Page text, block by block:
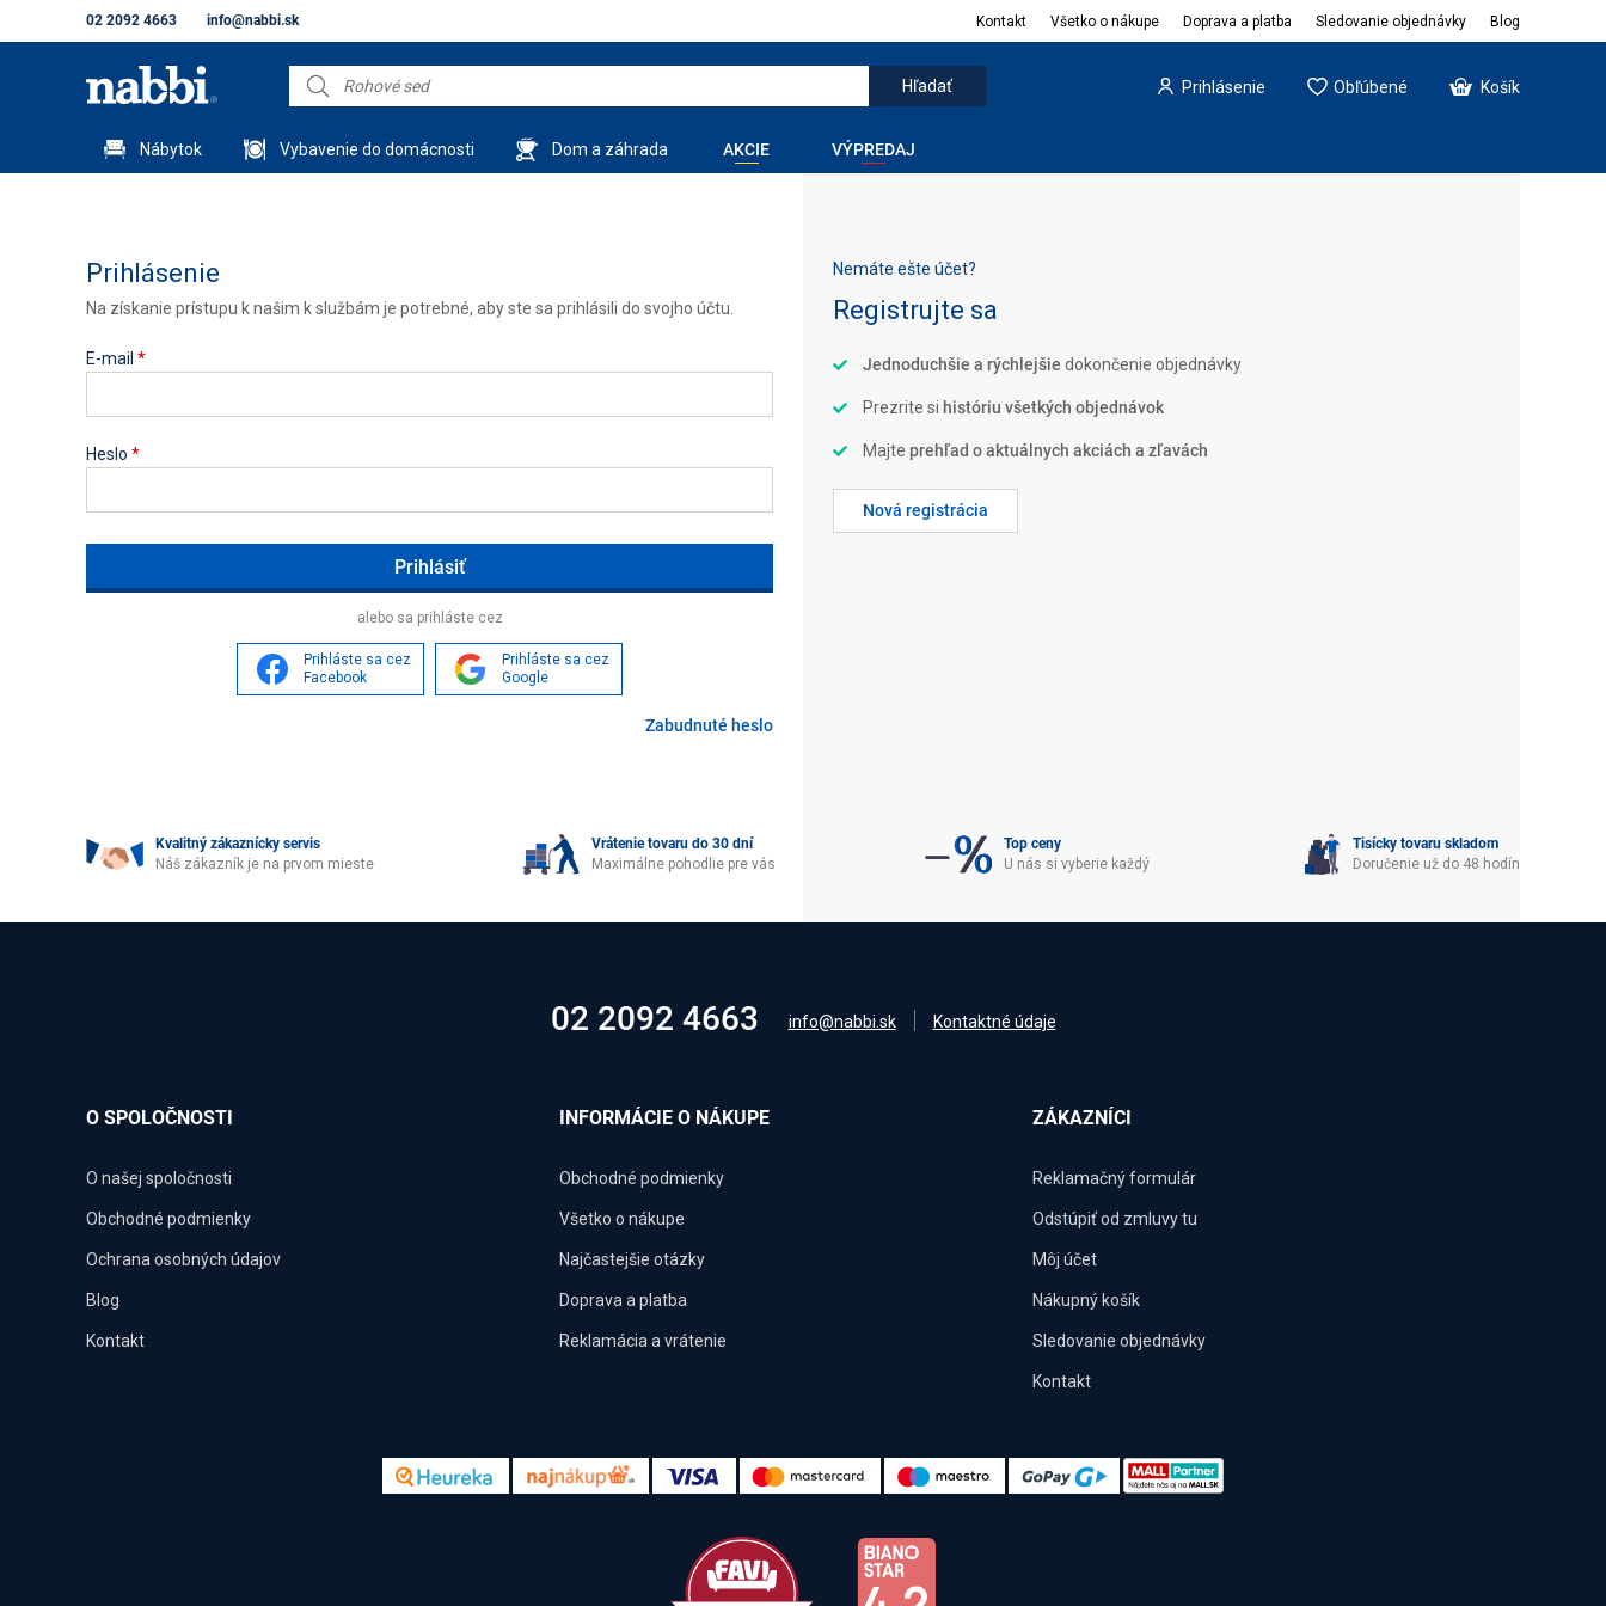
02 2092 4663 info@nabbi.sk Kontakt Všetko o nákupe Doprava a platba Sledovanie objednávky Blog
Prihlásenie Obľúbené Košík
Nábytok Vybavenie do domácnosti Dom a záhrada AKCIE VÝPREDAJ
Prihlásenie
Na získanie prístupu k našim k službám je potrebné, aby ste sa prihlásili do svojho účtu.
E-mail *
Heslo *
alebo sa prihláste cez
Prihláste sa cez
Facebook
Prihláste sa cez
Google
Zabudnuté heslo
Nemáte ešte účet?
Registrujte sa
Jednoduchšie a rýchlejšie dokončenie objednávky
Prezrite si históriu všetkých objednávok
Majte prehľad o aktuálnych akciách a zľavách
Nová registrácia
Kvalitný zákaznícky servis
Náš zákazník je na prvom mieste
Vrátenie tovaru do 30 dní
Maximálne pohodlie pre vás
Top ceny
U nás si vyberie každý
Tisícky tovaru skladom
Doručenie už do 48 hodín
02 2092 4663 info@nabbi.sk Kontaktné údaje
O SPOLOČNOSTI
O našej spoločnosti
Obchodné podmienky
Ochrana osobných údajov
Blog
Kontakt
INFORMÁCIE O NÁKUPE
Obchodné podmienky
Všetko o nákupe
Najčastejšie otázky
Doprava a platba
Reklamácia a vrátenie
ZÁKAZNÍCI
Reklamačný formulár
Odstúpiť od zmluvy tu
Môj účet
Nákupný košík
Sledovanie objednávky
Kontakt